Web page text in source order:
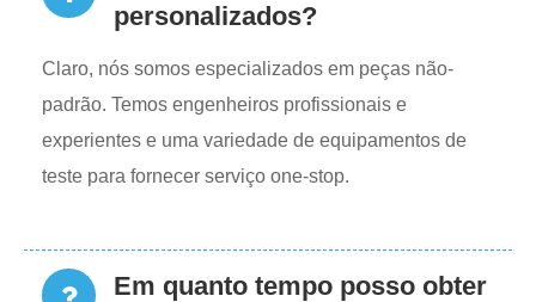
personalizados?
Claro, nós somos especializados em peças não-
padrão. Temos engenheiros profissionais e
experientes e uma variedade de equipamentos de
teste para fornecer serviço one-stop.
Em quanto tempo posso obter